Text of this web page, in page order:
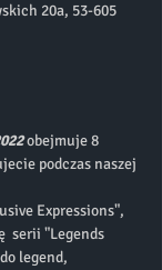
20a, 53-605
obejmuje 8
podczas naszej
Expressions",
serii "Legends
legend,